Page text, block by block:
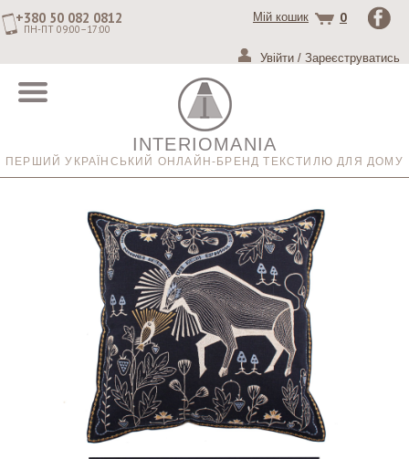
+380 50 082 0812
ПН-ПТ 09:00–17:00
Мій кошик 0
Увійти / Зареєструватись
INTERIOMANIA
ПЕРШИЙ УКРАЇНСЬКИЙ ОНЛАЙН-БРЕНД ТЕКСТИЛЮ ДЛЯ ДОМУ